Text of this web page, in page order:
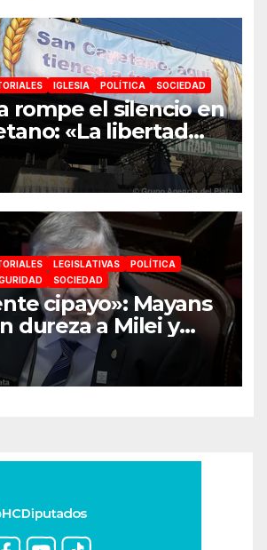
IGLESIA POLÍTICA SOCIEDAD
rompe el silencio en
«La libertad
no puede ser
LEGISLATIVAS
POLÍTICA
SOCIEDAD
cipayo»: Mayans
dureza a Milei y
un juicio
traición a la Patria